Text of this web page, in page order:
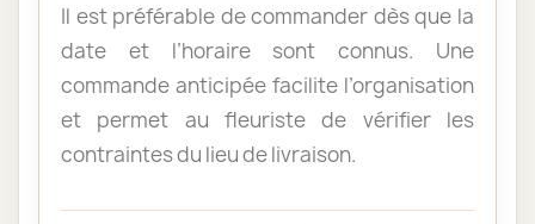
Il est préférable de commander dès que la
date et l’horaire sont connus. Une
commande anticipée facilite l’organisation
et permet au fleuriste de vérifier les
contraintes du lieu de livraison.